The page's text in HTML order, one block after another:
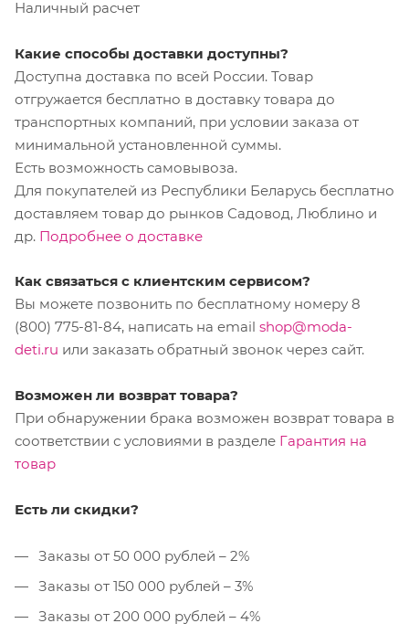
Наличный расчет
Какие способы доставки доступны?
Доступна доставка по всей России. Товар
отгружается бесплатно в доставку товара до
транспортных компаний, при условии заказа от
минимальной установленной суммы.
Есть возможность самовывоза.
Для покупателей из Республики Беларусь бесплатно
доставляем товар до рынков Садовод, Люблино и
др. Подробнее о доставке
Как связаться с клиентским сервисом?
Вы можете позвонить по бесплатному номеру 8
(800) 775-81-84, написать на email shop@moda-
deti.ru или заказать обратный звонок через сайт.
Возможен ли возврат товара?
При обнаружении брака возможен возврат товара в
соответствии с условиями в разделе Гарантия на
товар
Есть ли скидки?
Заказы от 50 000 рублей – 2%
Заказы от 150 000 рублей – 3%
Заказы от 200 000 рублей – 4%